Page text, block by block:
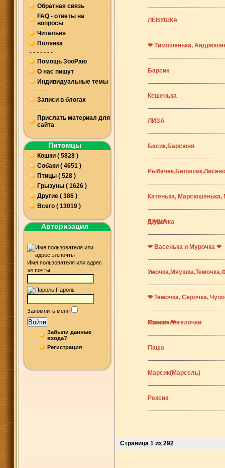
Обратная связь
FAQ - ответы на
вопросы
Читальня
Полянка
- - - - - - -
Помощь ЗооРаю
О нас пишут
Индивидуальные темы
- - - - - - -
Записи в блогах
- - - - - - -
Прислать материал для
сайта
Питомцы
Кошки ( 5828 )
Собаки ( 4651 )
Птицы ( 528 )
Грызуны ( 1626 )
Другие ( 386 )
Всего ( 13019 )
Авторизация
Имя пользователя или адрес
эл.почты
Пароль
Запомнить меня
Войти
Забыли данные
входа?
Регистрация
ЛЁВУШКА
❤ Тимошенька,
Барсик
Кешенька
ЛИЗА
Басик,Барсюня
Катенька,
Шурочка
ДАША
❤ Васенька и Мурочка ❤
❤
❤ Темочка, Серочка,
Максик ❤
Котики-Ангелочки
Паша
Марсик(Марсель)
Рексик
Страница 1 из 292